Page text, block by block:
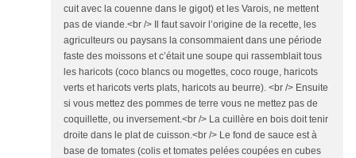
cuit avec la couenne dans le gigot) et les Varois, ne mettent
pas de viande.<br /> Il faut savoir l’origine de la recette, les
agriculteurs ou paysans la consommaient dans une période
faste des moissons et c’était une soupe qui rassemblait tous
les haricots (coco blancs ou mogettes, coco rouge, haricots
verts et haricots verts plats, haricots au beurre). <br /> Ensuite
si vous mettez des pommes de terre vous ne mettez pas de
coquillette, ou inversement.<br /> La cuillère en bois doit tenir
droite dans le plat de cuisson.<br /> Le fond de sauce est à
base de tomates (colis et tomates pelées coupées en cubes